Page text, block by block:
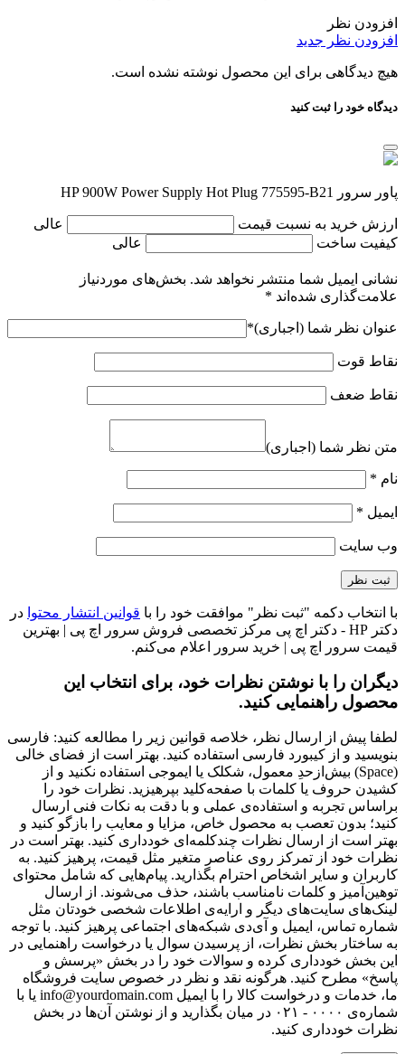
افزودن نظر
افزودن نظر جدید
هیچ دیدگاهی برای این محصول نوشته نشده است.
دیدگاه خود را ثبت کنید
پاور سرور HP 900W Power Supply Hot Plug 775595-B21
ارزش خرید به نسبت قیمت
عالی
کیفیت ساخت
عالی
نشانی ایمیل شما منتشر نخواهد شد. بخش‌های موردنیاز
علامت‌گذاری شده‌اند *
عنوان نظر شما (اجباری)*
نقاط قوت
نقاط ضعف
متن نظر شما (اجباری)
نام *
ایمیل *
وب‌ سایت
با انتخاب دکمه "ثبت نظر" موافقت خود را با قوانین انتشار محتوا در
دکتر HP - دکتر اچ پی مرکز تخصصی فروش سرور اچ پی | بهترین
قیمت سرور اچ پی | خرید سرور اعلام می‌کنم.
دیگران را با نوشتن نظرات خود، برای انتخاب این
محصول راهنمایی کنید.
لطفا پیش از ارسال نظر، خلاصه قوانین زیر را مطالعه کنید: فارسی
بنویسید و از کیبورد فارسی استفاده کنید. بهتر است از فضای خالی
(Space) بیش‌از‌حدِ معمول، شکلک یا ایموجی استفاده نکنید و از
کشیدن حروف یا کلمات با صفحه‌کلید بپرهیزید. نظرات خود را
براساس تجربه و استفاده‌ی عملی و با دقت به نکات فنی ارسال
کنید؛ بدون تعصب به محصول خاص، مزایا و معایب را بازگو کنید و
بهتر است از ارسال نظرات چندکلمه‌‌ای خودداری کنید. بهتر است در
نظرات خود از تمرکز روی عناصر متغیر مثل قیمت، پرهیز کنید. به
کاربران و سایر اشخاص احترام بگذارید. پیام‌هایی که شامل محتوای
توهین‌آمیز و کلمات نامناسب باشند، حذف می‌شوند. از ارسال
لینک‌های سایت‌های دیگر و ارایه‌ی اطلاعات شخصی خودتان مثل
شماره تماس، ایمیل و آی‌دی شبکه‌های اجتماعی پرهیز کنید. با توجه
به ساختار بخش نظرات، از پرسیدن سوال یا درخواست راهنمایی در
این بخش خودداری کرده و سوالات خود را در بخش «پرسش و
پاسخ» مطرح کنید. هرگونه نقد و نظر در خصوص سایت فروشگاه
ما، خدمات و درخواست کالا را با ایمیل info@yourdomain.com یا با
شماره‌ی ۰۰۰۰ - ۰۲۱ در میان بگذارید و از نوشتن آن‌ها در بخش
نظرات خودداری کنید.